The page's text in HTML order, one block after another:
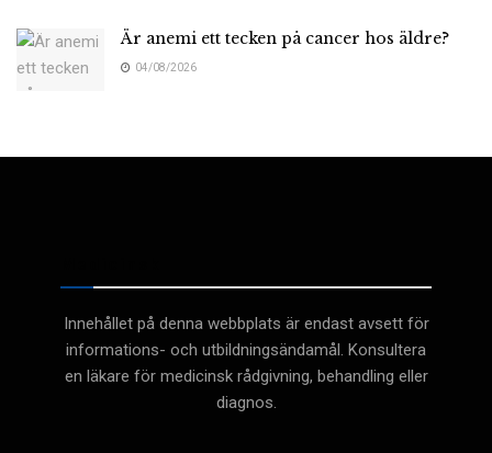
Är anemi ett tecken på cancer hos äldre?
04/08/2026
Innehållet på denna webbplats är endast avsett för
informations- och utbildningsändamål. Konsultera
en läkare för medicinsk rådgivning, behandling eller
diagnos.